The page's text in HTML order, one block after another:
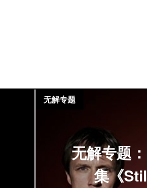
无解专题
集《
无解专题